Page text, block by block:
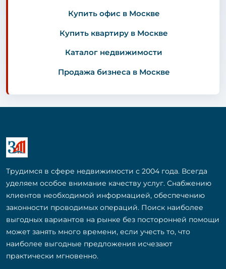
Купить офис в Москве
Купить квартиру в Москве
Каталог недвижимости
Продажа бизнеса в Москве
Трудимся в сфере недвижимости с 2004 года. Всегда
уделяем особое внимание качеству услуг. Снабжению
клиентов необходимой информацией, обеспечению
законности проводимых операций. Поиск наиболее
выгодных вариантов на рынке без посторонней помощи
может занять много времени, если учесть то, что
наиболее выгодные предложения исчезают
практически мгновенно.